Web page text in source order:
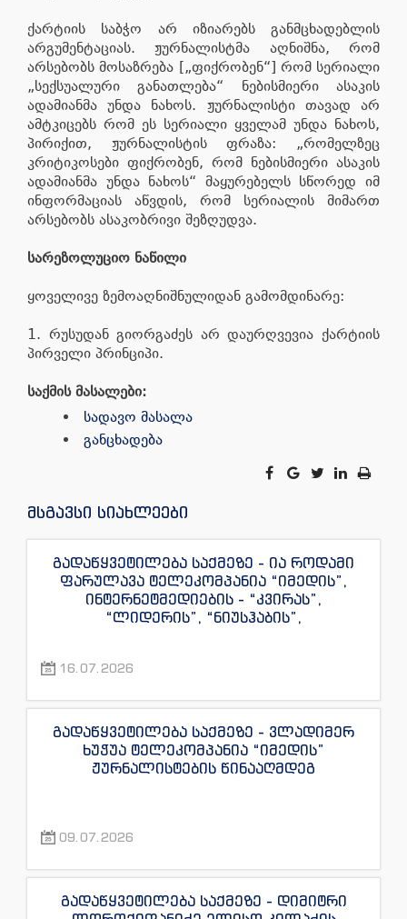
ქარტიის საბჭო არ იზიარებს განმცხადებლის
არგუმენტაციას. ჟურნალისტმა აღნიშნა, რომ
არსებობს მოსაზრება [„ფიქრობენ“] რომ სერიალი
„სექსუალური განათლება“ ნებისმიერი ასაკის
ადამიანმა უნდა ნახოს. ჟურნალისტი თავად არ
ამტკიცებს რომ ეს სერიალი ყველამ უნდა ნახოს,
პირიქით, ჟურნალისტის ფრაზა: „რომელზეც
კრიტიკოსები ფიქრობენ, რომ ნებისმიერი ასაკის
ადამიანმა უნდა ნახოს“ მაყურებელს სწორედ იმ
ინფორმაციას აწვდის, რომ სერიალის მიმართ
არსებობს ასაკობრივი შეზღუდვა.
სარეზოლუციო ნაწილი
ყოველივე ზემოაღნიშნულიდან გამომდინარე:
1. რუსუდან გიორგაძეს არ დაურღვევია ქარტიის
პირველი პრინციპი.
საქმის მასალები:
სადავო მასალა
განცხადება
მსგავსი სიახლეები
გადაწყვეტილება საქმეზე - ია როდამი
ფარულავა ტელეკომპანია “იმედის”,
ინტერნეტმედიების - “კვირას”,
“ლიდერის”, “ნიუსჰაბის”,
“ექსკლუზივტივის” ჟურნალისტების
16.07.2026
გადაწყვეტილება საქმეზე - ვლადიმერ
ხუჭუა ტელეკომპანია “იმედის”
ჟურნალისტების წინააღმდეგ
09.07.2026
გადაწყვეტილება საქმეზე - დიმიტრი